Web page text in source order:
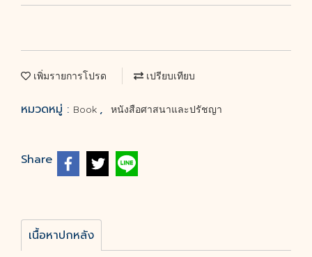
เพิ่มรายการโปรด เปรียบเทียบ
หมวดหมู่ : Book , หนังสือศาสนาและปรัชญา
Share
เนื้อหาปกหลัง